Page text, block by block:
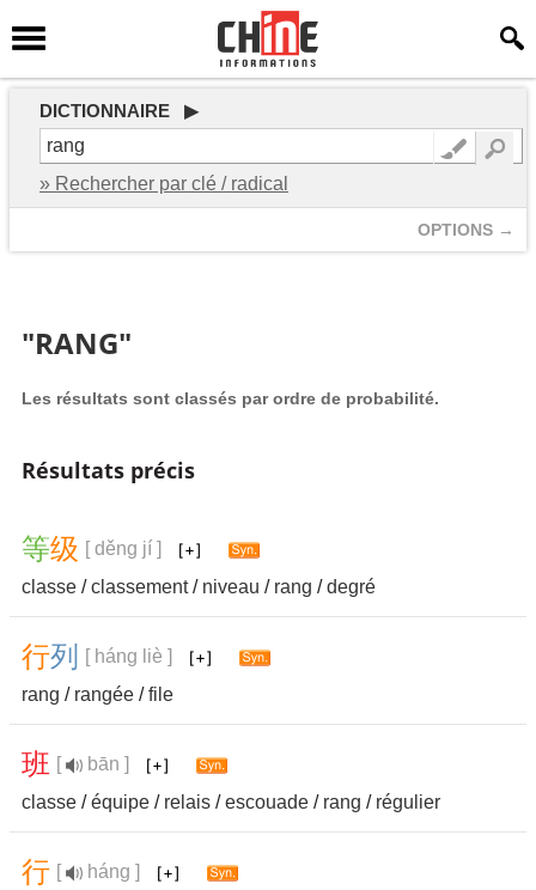
DICTIONNAIRE ▶
» Rechercher par clé / radical
OPTIONS →
"RANG"
Les résultats sont classés par ordre de probabilité.
Résultats précis
等级 [ děng jí ]
classe /classement/ niveau / rang /degré
行列
[ háng liè ]
rang / rangée /file
班 [
bān ]
classe /équipe / relais /escouade / rang / régulier
行 [
háng ]